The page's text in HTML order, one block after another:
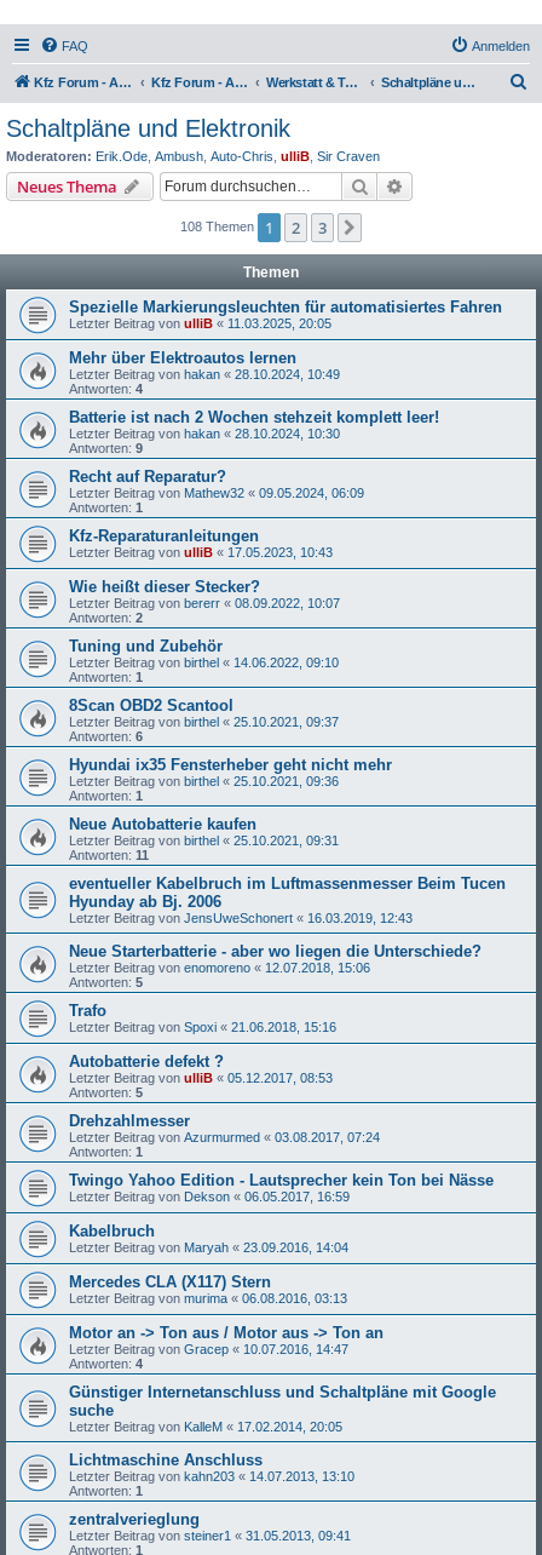
FAQ Anmelden
Kfz Forum - Auto, Motorrad und LKW Kfz Forum - Auto, Motorrad und LKW Werkstatt & Technik Schaltpläne und Elektronik
Schaltpläne und Elektronik
Moderatoren: Erik.Ode Ambush Auto-Chris ulliB Sir Craven
Neues Thema Suche
108 Themen 1 2 3
Themen
Spezielle Markierungsleuchten für automatisiertes Fahren
Letzter Beitrag von ulliB « 11.03.2025, 20:05
Mehr über Elektroautos lernen
Letzter Beitrag von hakan « 28.10.2024, 10:49
Antworten: 4
Batterie ist nach 2 Wochen stehzeit komplett leer!
Letzter Beitrag von hakan « 28.10.2024, 10:30
Antworten: 9
Recht auf Reparatur?
Letzter Beitrag von Mathew32 « 09.05.2024, 06:09
Antworten: 1
Kfz-Reparaturanleitungen
Letzter Beitrag von ulliB « 17.05.2023, 10:43
Wie heißt dieser Stecker?
Letzter Beitrag von bererr « 08.09.2022, 10:07
Antworten: 2
Tuning und Zubehör
Letzter Beitrag von birthel « 14.06.2022, 09:10
Antworten: 1
8Scan OBD2 Scantool
Letzter Beitrag von birthel « 25.10.2021, 09:37
Antworten: 6
Hyundai ix35 Fensterheber geht nicht mehr
Letzter Beitrag von birthel « 25.10.2021, 09:36
Antworten: 1
Neue Autobatterie kaufen
Letzter Beitrag von birthel « 25.10.2021, 09:31
Antworten: 11
eventueller Kabelbruch im Luftmassenmesser Beim Tucen
Hyunday ab Bj. 2006
Letzter Beitrag von JensUweSchonert « 16.03.2019, 12:43
Neue Starterbatterie - aber wo liegen die Unterschiede?
Letzter Beitrag von enomoreno « 12.07.2018, 15:06
Antworten: 5
Trafo
Letzter Beitrag von Spoxi « 21.06.2018, 15:16
Autobatterie defekt ?
Letzter Beitrag von ulliB « 05.12.2017, 08:53
Antworten: 5
Drehzahlmesser
Letzter Beitrag von Azurmurmed « 03.08.2017, 07:24
Antworten: 1
Twingo Yahoo Edition - Lautsprecher kein Ton bei Nässe
Letzter Beitrag von Dekson « 06.05.2017, 16:59
Kabelbruch
Letzter Beitrag von Maryah « 23.09.2016, 14:04
Mercedes CLA (X117) Stern
Letzter Beitrag von murima « 06.08.2016, 03:13
Motor an -> Ton aus / Motor aus -> Ton an
Letzter Beitrag von Gracep « 10.07.2016, 14:47
Antworten: 4
Günstiger Internetanschluss und Schaltpläne mit Google
suche
Letzter Beitrag von KalleM « 17.02.2014, 20:05
Lichtmaschine Anschluss
Letzter Beitrag von kahn203 « 14.07.2013, 13:10
Antworten: 1
zentralverieglung
Letzter Beitrag von steiner1 « 31.05.2013, 09:41
Antworten: 1